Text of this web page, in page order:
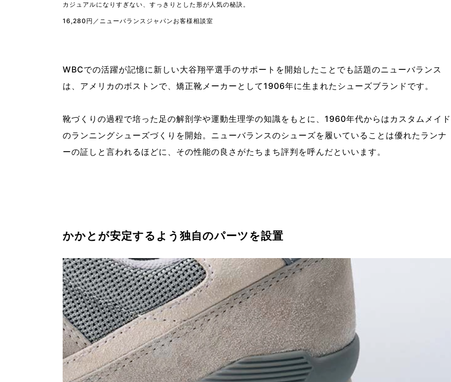
カジュアルになりすぎない、すっきりとした形が人気の秘訣。
16,280円／ニューバランスジャパンお客様相談室
WBCでの活躍が記憶に新しい大谷翔平選手のサポートを開始したことでも話題のニューバランス
は、アメリカのボストンで、矯正靴メーカーとして1906年に生まれたシューズブランドです。
靴づくりの過程で培った足の解剖学や運動生理学の知識をもとに、1960年代からはカスタムメイド
のランニングシューズづくりを開始。ニューバランスのシューズを履いていることは優れたランナ
ーの証しと言われるほどに、その性能の良さがたちまち評判を呼んだといいます。
かかとが安定するよう独自のパーツを設置